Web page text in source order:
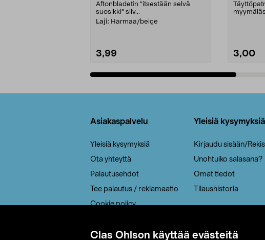
Clas Ohlson käyttää evästeitä
Aftonbladetin "itsestään selvä
suosikki" siiv...
Laji: Harmaa/beige
3,99 3,00
Asiakaspalvelu
Yleisiä kysymyksiä
Ota yhteyttä
Palautusehdot
Tee palautus / reklamaatio
Cookie policy
Saavutettavuus
Yleisiä kysymyksiä
Kirjaudu sisään/
Unohtuiko salasana?
Omat tiedot
Tilaushistoria